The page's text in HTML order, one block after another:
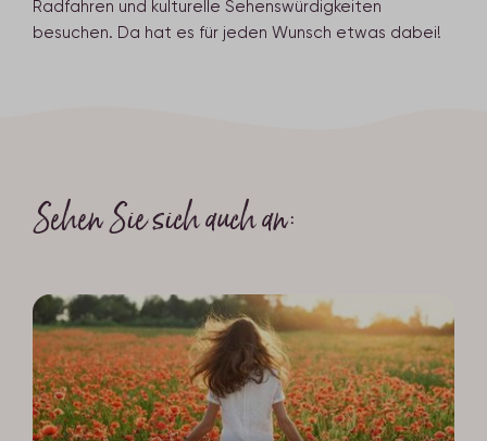
Radfahren und kulturelle Sehenswürdigkeiten
besuchen. Da hat es für jeden Wunsch etwas dabei!
Sehen Sie sich auch an: